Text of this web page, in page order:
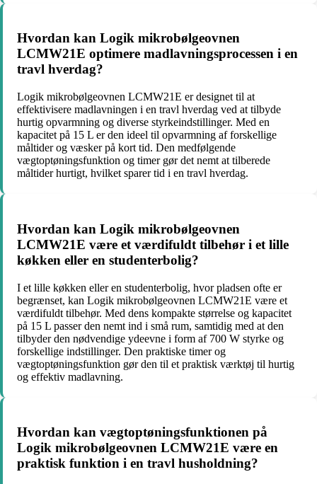
Hvordan kan Logik mikrobølgeovnen
LCMW21E optimere madlavningsprocessen i en
travl hverdag?
Logik mikrobølgeovnen LCMW21E er designet til at
effektivisere madlavningen i en travl hverdag ved at tilbyde
hurtig opvarmning og diverse styrkeindstillinger. Med en
kapacitet på 15 L er den ideel til opvarmning af forskellige
måltider og væsker på kort tid. Den medfølgende
vægtoptøningsfunktion og timer gør det nemt at tilberede
måltider hurtigt, hvilket sparer tid i en travl hverdag.
Hvordan kan Logik mikrobølgeovnen
LCMW21E være et værdifuldt tilbehør i et lille
køkken eller en studenterbolig?
I et lille køkken eller en studenterbolig, hvor pladsen ofte er
begrænset, kan Logik mikrobølgeovnen LCMW21E være et
værdifuldt tilbehør. Med dens kompakte størrelse og kapacitet
på 15 L passer den nemt ind i små rum, samtidig med at den
tilbyder den nødvendige ydeevne i form af 700 W styrke og
forskellige indstillinger. Den praktiske timer og
vægtoptøningsfunktion gør den til et praktisk værktøj til hurtig
og effektiv madlavning.
Hvordan kan vægtoptøningsfunktionen på
Logik mikrobølgeovnen LCMW21E være en
praktisk funktion i en travl husholdning?